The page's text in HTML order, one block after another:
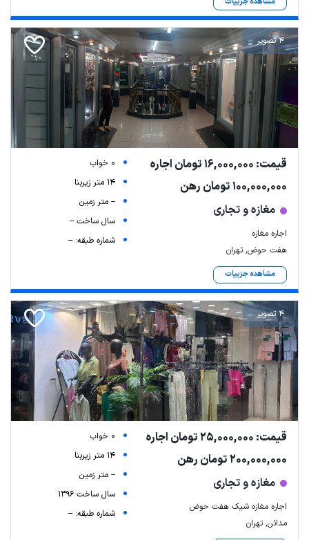
4 تصویر
قیمت: 16,000,000 تومان اجاره
100,000,000 تومان رهن
مغازه و تجاری
اجاره مغازه
هفت حوض, تهران
مشاهده جزییات
0 خواب
14 متر زیربنا
-- متر زمین
سال ساخت --
شماره طبقه: --
4 تصویر
قیمت: 25,000,000 تومان اجاره
200,000,000 تومان رهن
مغازه و تجاری
اجاره مغازه شیک هفت حوض
مدائن, تهران
0 خواب
14 متر زیربنا
-- متر زمین
سال ساخت 1396
شماره طبقه: --